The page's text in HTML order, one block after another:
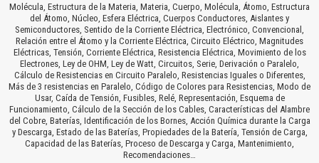
Molécula, Estructura de la Materia, Materia, Cuerpo, Molécula, Átomo, Estructura
del Átomo, Núcleo, Esfera Eléctrica, Cuerpos Conductores, Aislantes y
Semiconductores, Sentido de la Corriente Eléctrica, Electrónico, Convencional,
Relación entre el Átomo y la Corriente Eléctrica, Circuito Eléctrico, Magnitudes
Eléctricas, Tensión, Corriente Eléctrica, Resistencia Eléctrica, Movimiento de los
Electrones, Ley de OHM, Ley de Watt, Circuitos, Serie, Derivación o Paralelo,
Cálculo de Resistencias en Circuito Paralelo, Resistencias Iguales o Diferentes,
Más de 3 resistencias en Paralelo, Código de Colores para Resistencias, Modo de
Usar, Caída de Tensión, Fusibles, Relé, Representación, Esquema de
Funcionamiento, Cálculo de la Sección de los Cables, Características del Alambre
del Cobre, Baterías, Identificación de los Bornes, Acción Química durante la Carga
y Descarga, Estado de las Baterías, Propiedades de la Batería, Tensión de Carga,
Capacidad de las Baterías, Proceso de Descarga y Carga, Mantenimiento,
Recomendaciones…